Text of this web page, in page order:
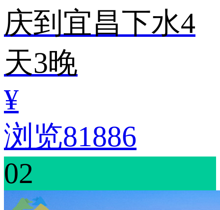
庆到宜昌下水4
天3晚
¥
浏览81886
02